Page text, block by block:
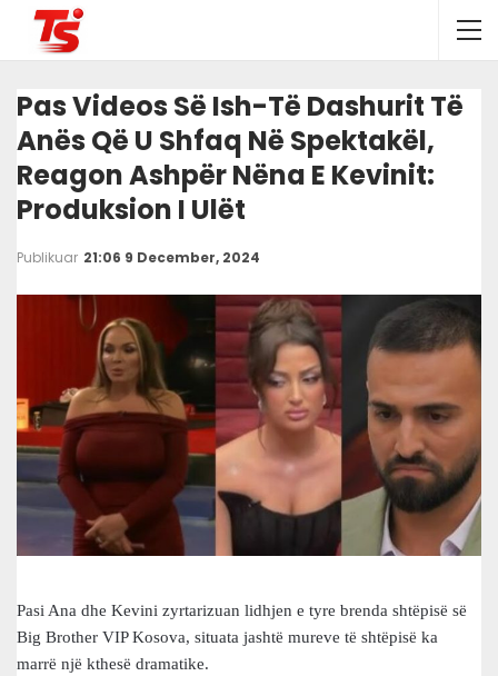
Pas Videos Së Ish-Të Dashurit Të
Anës Që U Shfaq Në Spektakël,
Reagon Ashpër Nëna E Kevinit:
Produksion I Ulët
Publikuar 21:06 9 December, 2024
Pasi Ana dhe Kevini zyrtarizuan lidhjen e tyre brenda shtëpisë së
Big Brother VIP Kosova, situata jashtë mureve të shtëpisë ka
marrë një kthesë dramatike.